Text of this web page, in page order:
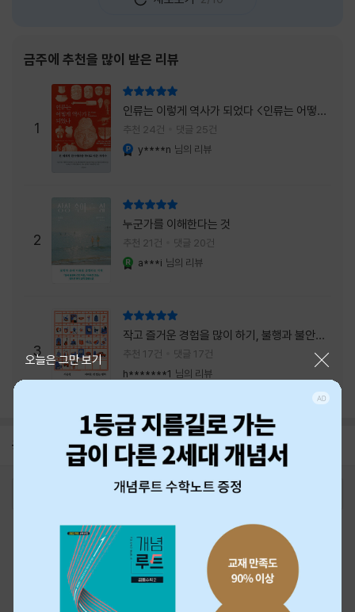
운 일이 아니다. 그러나 이 책을 읽다 보면 그 마
내가 진실로 원했던 방향을 향해 움직이고 있을
지도 모른다. 위험은 두려움의 대상이 아니라,
내가 진짜 원하는 삶으로 향하는 문 앞에 늘 함
께 서 있기 때문이다. 이 책은 프랑스의 철학
자이자 정신분석가인 안 뒤푸르망
금주에 추천을 많이 받은 리뷰
1
인류는 이렇게 역사가 되었다 <인류는 어떻게
역사가 되었나>
추천 24건 댓글 25건
y****n 님의 리뷰
2
누군가를 이해한다는 것
추천 21건 댓글 20건
a***i 님의 리뷰
3
작고 즐거운 경험을 많이 하기, 불행과 불안을
회피하지 말기, 그리고 좋은 사람을 많이 만나
기.
추천 17건
댓글 17건
h*******1 님의 리뷰
공지 26년 NBCI 수상 안내
오늘은 그만 보기
최근 본 상품
고객센터 1544-3800 티켓 1544-6399
중고샵 1566-4295
eBook 1:1문의/채팅상담
예스이십사(주) 사업자 정보
이용약관
청소년보호정책
PC버전
거래처관계자께